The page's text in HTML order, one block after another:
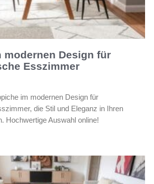
modernen Design für
Esszimmer
im modernen Design für
die Stil und Eleganz in Ihren
Hochwertige Auswahl online!